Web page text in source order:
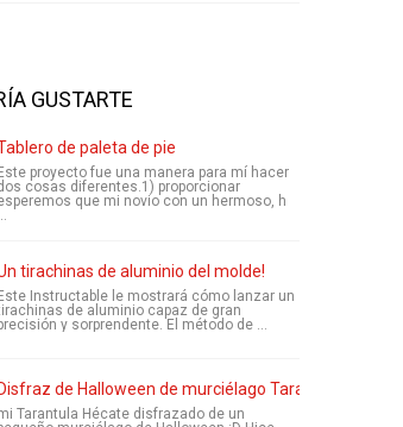
GUSTARTE
de paleta de pie
Este proyecto fue una manera para mí hacer
cosas diferentes.1) proporcionar
que mi novio con un hermoso, h
tirachinas de aluminio del molde!
Este Instructable le mostrará cómo lanzar un
de aluminio capaz de gran
y sorprendente. El método de ...
Disfraz de Halloween de murciélago Tarantula
Tarantula Hécate disfrazado de un